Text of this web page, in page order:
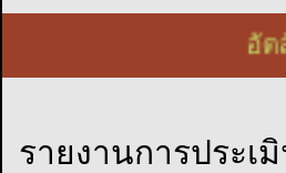
อัต
รายงานการประเ